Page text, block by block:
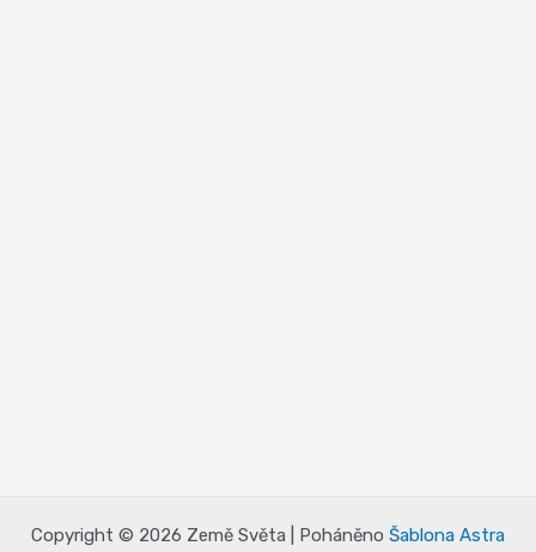
Copyright © 2026 Země Světa | Poháněno Šablona Astra